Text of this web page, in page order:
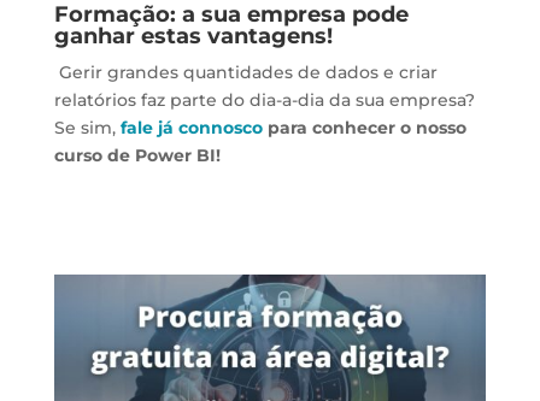
Formação: a sua empresa pode
ganhar estas vantagens!
Gerir grandes quantidades de dados e criar
relatórios faz parte do dia-a-dia da sua empresa?
Se sim, fale já connoscopara conhecer o nosso
curso de Power BI!